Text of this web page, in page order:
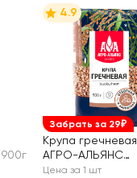
900г
Забрать за 29₽
4.9
Крупа гречневая
АГРО-АЛЬЯНС
Экстра Элитная
Цена за 1 шт